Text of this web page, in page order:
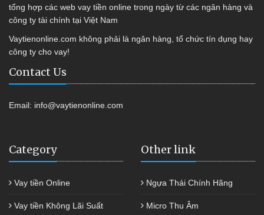
tổng hợp các web vay tiền online trong ngày từ các ngân hàng và
công ty tài chính tại Việt Nam
Vaytienonline.com không phải là ngân hàng, tổ chức tín dụng hay
công ty cho vay!
Contact Us
Email: info@vaytienonline.com
Category
Vay tiền Online
Vay tiền Không Lãi Suất
Other link
Ngựa Thái Chính Hãng
Micro Thu Âm